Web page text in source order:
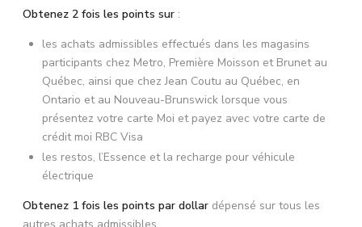
Obtenez 2 fois les points sur :
les achats admissibles effectués dans les magasins
participants chez Metro, Première Moisson et Brunet au
Québec, ainsi que chez Jean Coutu au Québec, en
Ontario et au Nouveau-Brunswick lorsque vous
présentez votre carte Moi et payez avec votre carte de
crédit moi RBC Visa
les restos, l’Essence et la recharge pour véhicule
électrique
Obtenez 1 fois les points par dollar dépensé sur tous les